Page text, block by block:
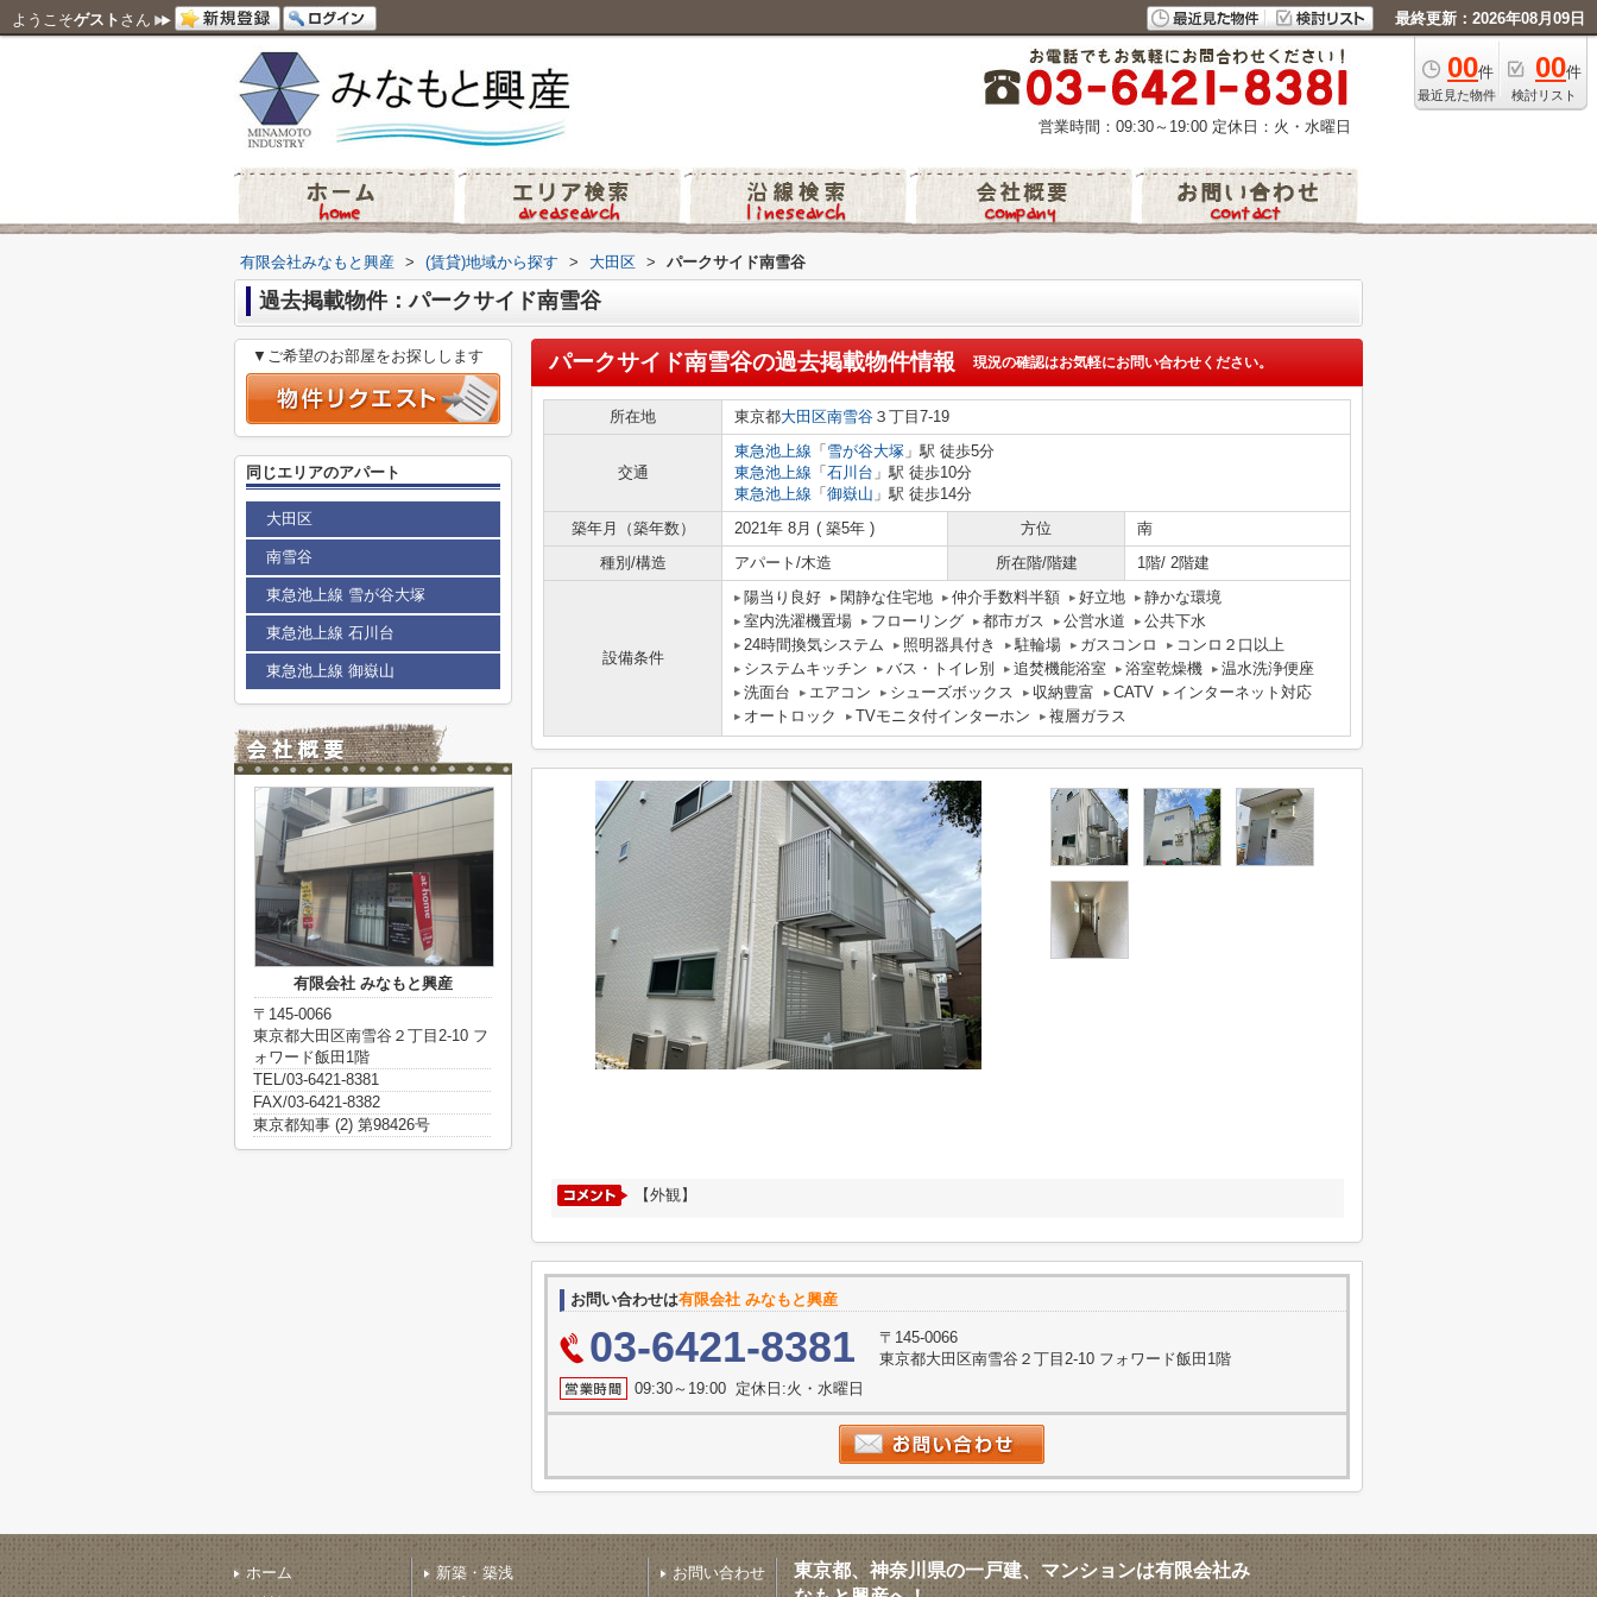
ようこそゲスト さん 最終更新：2026年08月09日
00件
最近見た物件
00件
検討リスト
営業時間：09:30～19:00 定休日：火・水曜日
有限会社みなもと興産 > (賃貸)地域から探す > 大田区 > パークサイド南雪谷
過去掲載物件：パークサイド南雪谷
パークサイド南雪谷の過去掲載物件情報 現況の確認はお気軽にお問い合わせください。
所在地 東京都大田区南雪谷 ３丁目7-19
交通
東急池上線 「 雪が谷大塚 」駅 徒歩5分
東急池上線 「 石川台 」駅 徒歩10分
東急池上線 「 御嶽山 」駅 徒歩14分
築年月（築年数）
2021年 8月 ( 築5年 ) 方位
南
種別/構造
アパート/木造 所在階/階建 1階/ 2階建
設備条件
陽当り良好 閑静な住宅地 仲介手数料半額 好立地
静かな環境
室内洗濯機置場
フローリング 都市ガス 公営水道
公共下水
24時間換気システム
照明器具付き 駐輪場 ガスコンロ
コンロ２口以上
システムキッチン
バス・トイレ別 追焚機能浴室 浴室乾燥機
温水洗浄便座
洗面台
エアコン シューズボックス 収納豊富 CATV
インターネット対応
オートロック
TVモニタ付インターホン 複層ガラス
【外観】
お問い合わせは有限会社 みなもと興産
03-6421-8381
〒145-0066
東京都大田区南雪谷２丁目2-10 フォワード飯田1階
09:30～19:00 定休日:火・水曜日
▼ご希望のお部屋をお探しします
同じエリアのアパート
大田区
南雪谷
東急池上線 雪が谷大塚
東急池上線 石川台
東急池上線 御嶽山
有限会社 みなもと興産
〒145-0066
東京都大田区南雪谷２丁目2-10 フ
ォワード飯田1階
TEL/03-6421-8381
FAX/03-6421-8382
東京都知事 (2) 第98426号
ホーム
新築・築浅
お問い合わせ
東京都、神奈川県の一戸建、マンションは有限会社み